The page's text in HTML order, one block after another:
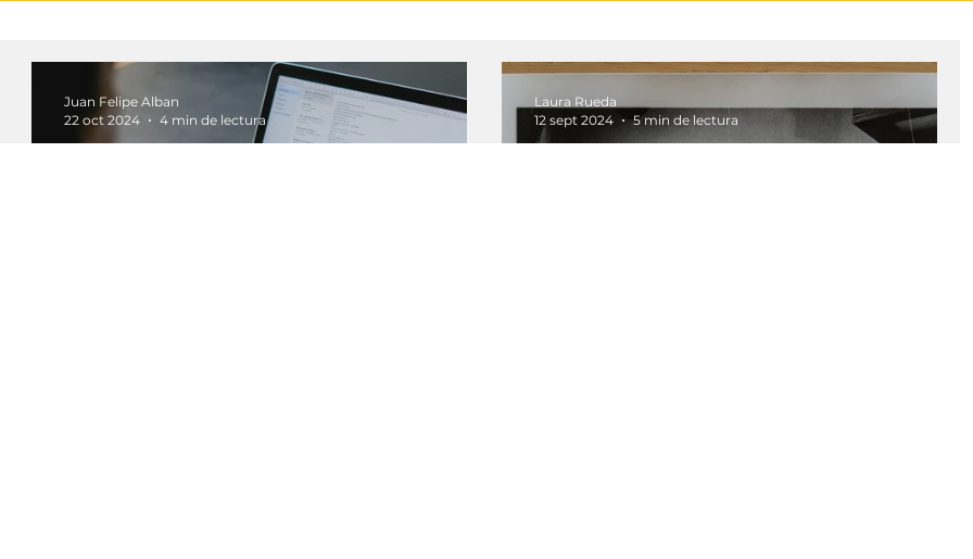
Juan Felipe Alban
22 oct 2024
4 min de lectura
Laura Rueda
12 sept 2024
5 min de lectura